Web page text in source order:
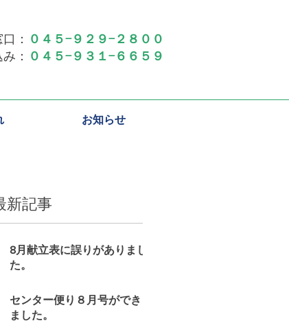
：
０４５−９２９−２８００
： ０４５−９３１−６６５９
お知らせ
新記事
8月献立表に誤りがありまし
た。
センター便り８月号ができ
ました。